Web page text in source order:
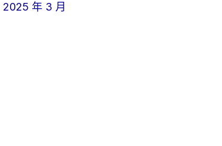
2025 年 3 月